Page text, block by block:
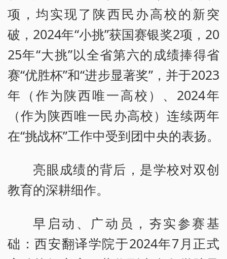
项，均实现了陕西民办高校的新突
破，2024年“小挑”获国赛银奖2项，20
25年“大挑”以全省第六的成绩捧得省
赛“优胜杯”和“进步显著奖”，并于2023
年（作为陕西唯一高校）、2024年
（作为陕西唯一民办高校）连续两年
在“挑战杯”工作中受到团中央的表扬。
亮眼成绩的背后，是学校对双创
教育的深耕细作。
早启动、广动员，夯实参赛基
础：西安翻译学院于2024年7月正式